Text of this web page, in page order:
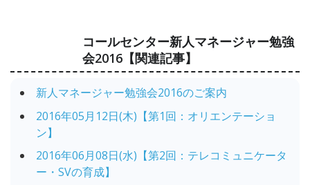
コールセンター新人マネージャー勉強
会2016【関連記事】
新人マネージャー勉強会2016のご案内
2016年05月12日(木)【第1回：オリエンテーショ
ン】
2016年06月08日(水)【第2回：テレコミュニケータ
ー・SVの育成】